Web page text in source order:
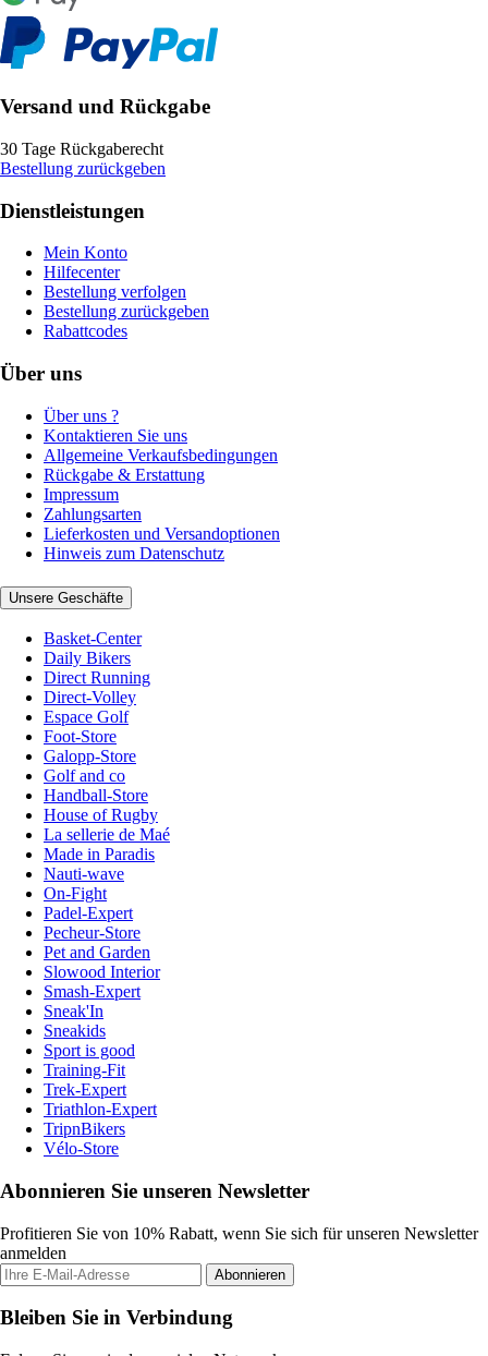
Versand und Rückgabe
30 Tage Rückgaberecht
Bestellung zurückgeben
Dienstleistungen
Mein Konto
Hilfecenter
Bestellung verfolgen
Bestellung zurückgeben
Rabattcodes
Über uns
Über uns ?
Kontaktieren Sie uns
Allgemeine Verkaufsbedingungen
Rückgabe & Erstattung
Impressum
Zahlungsarten
Lieferkosten und Versandoptionen
Hinweis zum Datenschutz
Unsere Geschäfte
Basket-Center
Daily Bikers
Direct Running
Direct-Volley
Espace Golf
Foot-Store
Galopp-Store
Golf and co
Handball-Store
House of Rugby
La sellerie de Maé
Made in Paradis
Nauti-wave
On-Fight
Padel-Expert
Pecheur-Store
Pet and Garden
Slowood Interior
Smash-Expert
Sneak'In
Sneakids
Sport is good
Training-Fit
Trek-Expert
Triathlon-Expert
TripnBikers
Vélo-Store
Abonnieren Sie unseren Newsletter
Profitieren Sie von 10% Rabatt, wenn Sie sich für unseren Newsletter
anmelden
Abonnieren
Bleiben Sie in Verbindung